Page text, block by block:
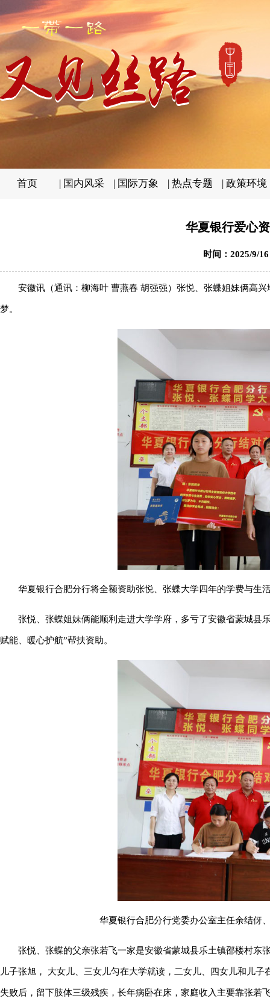
首页 | 国内风采 | 国际万象 | 热点专题 | 政策环境
华夏银行爱心
时间：2025/9/
安徽讯（通讯：柳海叶 曹燕春 胡强强） 张悦、张蝶姐妹俩高
梦。
华夏银行合肥分行将全额资助张悦、张蝶大学四年的学费与生
张悦、张蝶姐妹俩能顺利走进大学学府，多亏了安徽省蒙城县
赋能、暖心护航”帮扶资助。
华夏银行合肥分行党委办公室主任余结伢
张悦、张蝶的父亲张若飞一家是安徽省蒙城县乐土镇邵楼村东
儿子张旭， 大女儿、三女儿匀在大学就读，二女儿、四女儿和儿
失败后，留下肢体三级残疾，长年病卧在床，家庭收入主要靠张